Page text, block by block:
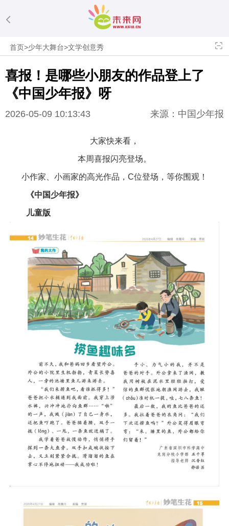
首页>少年大舞台>文学创意秀
喜报！是哪些小朋友的作品登上了
《中国少年报》呀
2026-05-09 10:13:43 来源：中国少年报
大家快来看，
本周喜报闪亮登场。
小作家、小画家的高光作品，C位登场，等你围观！
《中国少年报》
儿童版